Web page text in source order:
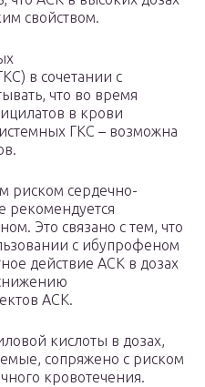
свойством.
в сочетании с
что во время
в крови
ГКС – возможна
риском сердечно-
рекомендуется
Это связано с тем, что
с ибупрофеном
действие АСК в дозах
АСК.
кислоты в дозах,
сопряжено с риском
кровотечения.